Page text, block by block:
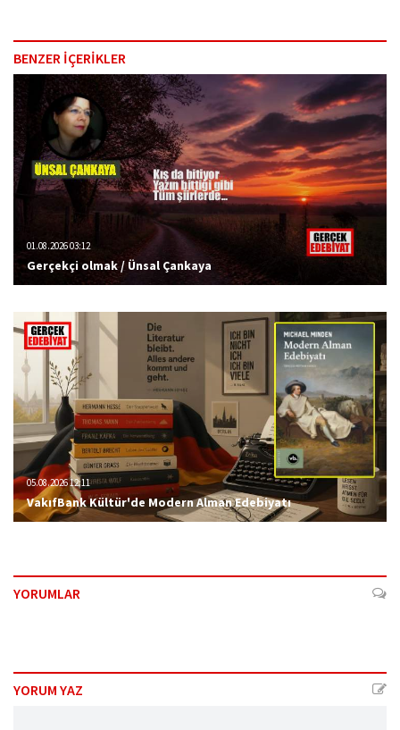
BENZER İÇERİKLER
01.08.2026 03:12
Gerçekçi olmak / Ünsal Çankaya
05.08.2026 12:11
VakıfBank Kültür'de Modern Alman Edebiyatı
YORUMLAR
YORUM YAZ